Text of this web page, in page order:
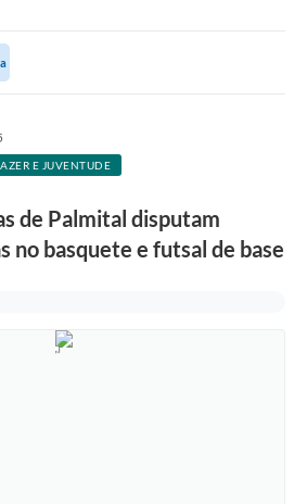
E JUVENTUDE
de Palmital disputam
no basquete e futsal de base